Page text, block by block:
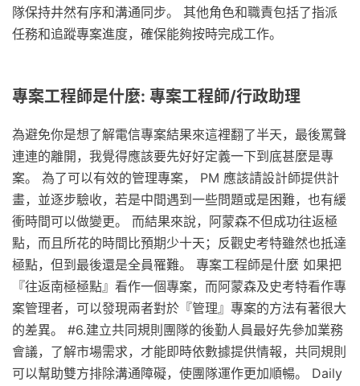
隊保持井然有序和溝通同步。 其他角色和職責包括了指派
任務和追蹤專案進度，確保能夠按時完成工作。
專案工程師是什麼: 專案工程師/行政助理
為避免你是想了解電信專案結果來這裡翻了半天，最後罵聲
連連的離開，我覺得應該要先好好定義一下到底甚麼是專
案。 為了可以有效的管理專案， PM 應該請設計師提供計
畫，並逐步驗收，若是中間遇到一些問題或是困難，也有緩
衝時間可以做變更。 而結果來說，阿蒙森不但成功往返極
點，而且所花的時間比預期少十天；反觀史考特雖然也抵達
極點，但到最後還是全員罹難。 專案工程師是什麼 如果把
『往返南極極點』看作一個專案，而阿蒙森及史考特看作專
案管理者，可以發現兩者對於『管理』專案的方法有著很大
的差異。 #6.建立共同規則團隊的後勤人員最好先參加業務
會議，了解市場需求，才能即時依數據提供情報，共同規則
可以幫助雙方排除溝通障礙，使團隊運作更加順暢。 Daily